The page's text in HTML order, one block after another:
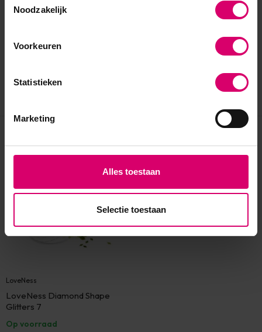
Noodzakelijk
Voorkeuren
Statistieken
Marketing
Alles toestaan
Selectie toestaan
LoveNess
LoveNess Diamond Shape
Glitters 7
Op voorraad